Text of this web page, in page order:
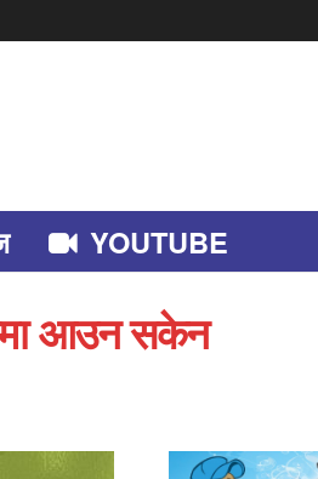
YOUTUBE
आउन सकेन